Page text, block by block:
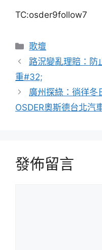
TC:osder9follow7
分
類
歌壇
路況變亂理賠：防
重#32;
廣州探綠：徜徉冬
OSDER奧斯德台北汽
發佈留言